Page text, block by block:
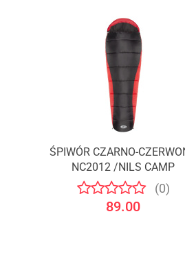
ŚPIWÓR CZARNO-
NC2012 /NILS CAMP
(0)
89.00